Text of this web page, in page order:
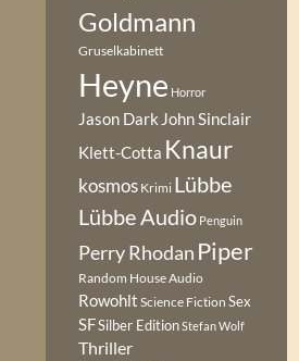
Goldmann
Gruselkabinett
Heyne Horror
Jason Dark John Sinclair
Klett-Cotta Knaur
kosmos Krimi Lübbe
Lübbe Audio Penguin
Perry Rhodan Piper
Random House Audio
Rowohlt Science Fiction Sex
SFSilber EditionStefan Wolf
Thriller